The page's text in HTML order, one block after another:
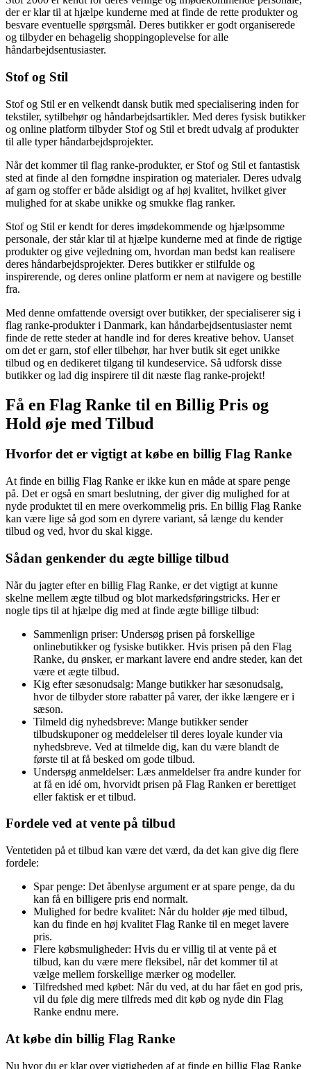
der er klar til at hjælpe kunderne med at finde de rette produkter og
besvare eventuelle spørgsmål. Deres butikker er godt organiserede
og tilbyder en behagelig shoppingoplevelse for alle
håndarbejdsentusiaster.
Stof og Stil
Stof og Stil er en velkendt dansk butik med specialisering inden for
tekstiler, sytilbehør og håndarbejdsartikler. Med deres fysisk butikker
og online platform tilbyder Stof og Stil et bredt udvalg af produkter
til alle typer håndarbejdsprojekter.
Når det kommer til flag ranke-produkter, er Stof og Stil et fantastisk
sted at finde al den fornødne inspiration og materialer. Deres udvalg
af garn og stoffer er både alsidigt og af høj kvalitet, hvilket giver
mulighed for at skabe unikke og smukke flag ranker.
Stof og Stil er kendt for deres imødekommende og hjælpsomme
personale, der står klar til at hjælpe kunderne med at finde de rigtige
produkter og give vejledning om, hvordan man bedst kan realisere
deres håndarbejdsprojekter. Deres butikker er stilfulde og
inspirerende, og deres online platform er nem at navigere og bestille
fra.
Med denne omfattende oversigt over butikker, der specialiserer sig i
flag ranke-produkter i Danmark, kan håndarbejdsentusiaster nemt
finde de rette steder at handle ind for deres kreative behov. Uanset
om det er garn, stof eller tilbehør, har hver butik sit eget unikke
tilbud og en dedikeret tilgang til kundeservice. Så udforsk disse
butikker og lad dig inspirere til dit næste flag ranke-projekt!
Få en Flag Ranke til en Billig Pris og
Hold øje med Tilbud
Hvorfor det er vigtigt at købe en billig Flag Ranke
At finde en billig Flag Ranke er ikke kun en måde at spare penge
på. Det er også en smart beslutning, der giver dig mulighed for at
nyde produktet til en mere overkommelig pris. En billig Flag Ranke
kan være lige så god som en dyrere variant, så længe du kender
tilbud og ved, hvor du skal kigge.
Sådan genkender du ægte billige tilbud
Når du jagter efter en billig Flag Ranke, er det vigtigt at kunne
skelne mellem ægte tilbud og blot markedsføringstricks. Her er
nogle tips til at hjælpe dig med at finde ægte billige tilbud:
Sammenlign priser: Undersøg prisen på forskellige
onlinebutikker og fysiske butikker. Hvis prisen på den Flag
Ranke, du ønsker, er markant lavere end andre steder, kan det
være et ægte tilbud.
Kig efter sæsonudsalg: Mange butikker har sæsonudsalg,
hvor de tilbyder store rabatter på varer, der ikke længere er i
sæson.
Tilmeld dig nyhedsbreve: Mange butikker sender
tilbudskuponer og meddelelser til deres loyale kunder via
nyhedsbreve. Ved at tilmelde dig, kan du være blandt de
første til at få besked om gode tilbud.
Undersøg anmeldelser: Læs anmeldelser fra andre kunder for
at få en idé om, hvorvidt prisen på Flag Ranken er berettiget
eller faktisk er et tilbud.
Fordele ved at vente på tilbud
Ventetiden på et tilbud kan være det værd, da det kan give dig flere
fordele:
Spar penge: Det åbenlyse argument er at spare penge, da du
kan få en billigere pris end normalt.
Mulighed for bedre kvalitet: Når du holder øje med tilbud,
kan du finde en høj kvalitet Flag Ranke til en meget lavere
pris.
Flere købsmuligheder: Hvis du er villig til at vente på et
tilbud, kan du være mere fleksibel, når det kommer til at
vælge mellem forskellige mærker og modeller.
Tilfredshed med købet: Når du ved, at du har fået en god pris,
vil du føle dig mere tilfreds med dit køb og nyde din Flag
Ranke endnu mere.
At købe din billig Flag Ranke
Nu hvor du er klar over vigtigheden af at finde en billig Flag Ranke